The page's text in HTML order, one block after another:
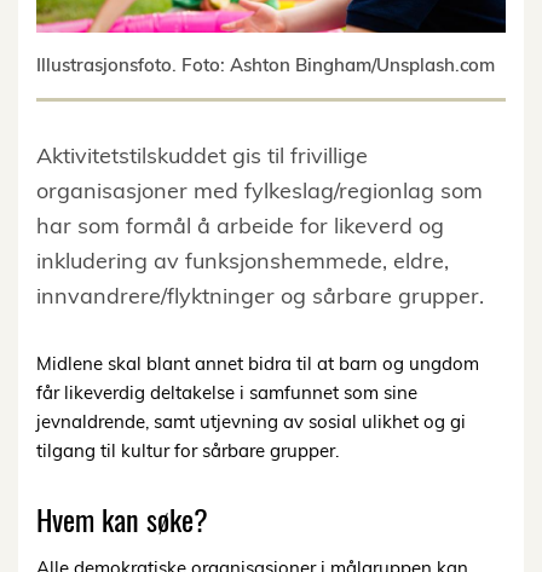
Illustrasjonsfoto. Foto: Ashton Bingham/Unsplash.com
Aktivitetstilskuddet gis til frivillige
organisasjoner med fylkeslag/regionlag som
har som formål å arbeide for likeverd og
inkludering av funksjonshemmede, eldre,
innvandrere/flyktninger og sårbare grupper.
Midlene skal blant annet bidra til at barn og ungdom
får likeverdig deltakelse i samfunnet som sine
jevnaldrende, samt utjevning av sosial ulikhet og gi
tilgang til kultur for sårbare grupper.
Hvem kan søke?
Alle demokratiske organisasjoner i målgruppen kan